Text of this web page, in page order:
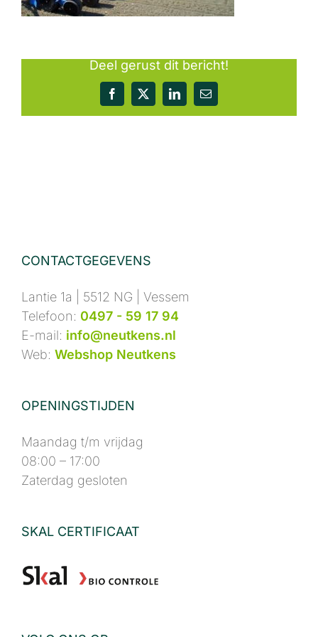
Deel gerust dit bericht!
Facebook
X LinkedIn
E-
mail
CONTACTGEGEVENS
Lantie 1a | 5512 NG | Vessem
Telefoon: 0497 - 59 17 94
E-mail: info@neutkens.nl
Web: Webshop Neutkens
OPENINGSTIJDEN
Maandag t/m vrijdag
08:00 – 17:00
Zaterdag gesloten
SKAL CERTIFICAAT